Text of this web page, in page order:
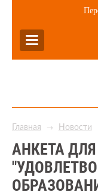
Главная → Новости
АНКЕТА